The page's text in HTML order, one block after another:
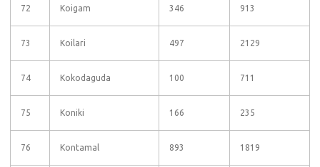
72 Koigam 346 913
73 Koilari 497 2129
74 Kokodaguda 100 711
75 Koniki 166 235
76 Kontamal 893 1819